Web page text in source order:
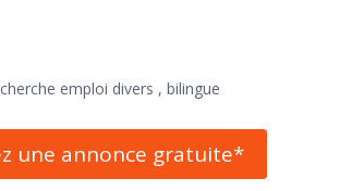
emploi divers , bilingue
une annonce gratuite*